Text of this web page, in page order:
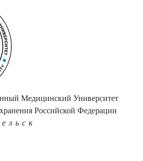
Медицинский Университет
Российской Федерации